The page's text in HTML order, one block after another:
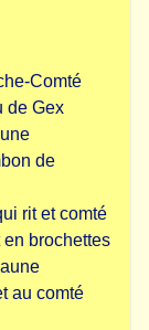
Comté
de Gex
de
rit et comté
brochettes
au comté